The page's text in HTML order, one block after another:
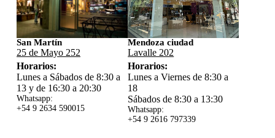
San Martín
25 de Mayo 252
Horarios:
Lunes a Sábados de 8:30 a
13 y de 16:30 a 20:30
Whatsapp:
+54 9 2634 590015
Mendoza ciudad
Lavalle 202
Horarios:
Lunes a Viernes de 8:30 a
18
Sábados de 8:30 a 13:30
Whatsapp:
+54 9 2616 797339